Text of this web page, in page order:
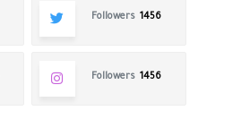
Followers 1456
Followers 1456